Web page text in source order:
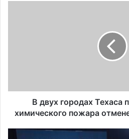
о
В двух городах Техаса
химического пожара